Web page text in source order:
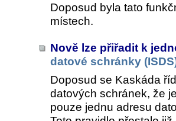
Doposud byla tato
místech.
Nově lze přiřadit k
datové schránky
Doposud se Kaskáda
datových schránek, že
pouze jednu adresu